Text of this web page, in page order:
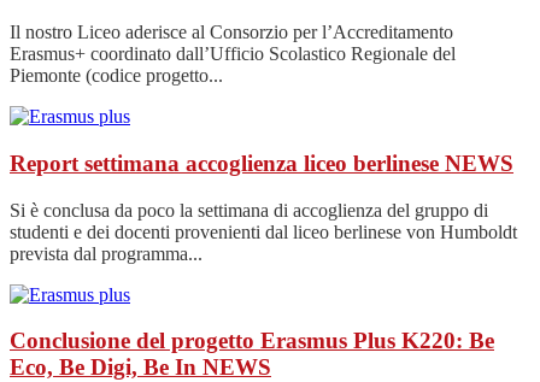
Il nostro Liceo aderisce al Consorzio per l’Accreditamento
Erasmus+ coordinato dall’Ufficio Scolastico Regionale del
Piemonte (codice progetto...
Report settimana accoglienza liceo berlinese NEWS
Si è conclusa da poco la settimana di accoglienza del gruppo di
studenti e dei docenti provenienti dal liceo berlinese von Humboldt
prevista dal programma...
Conclusione del progetto Erasmus Plus K220: Be
Eco, Be Digi, Be In NEWS